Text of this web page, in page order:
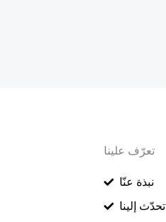
تعرّف علينا
نبذة عنّا
تحدّث إلينا